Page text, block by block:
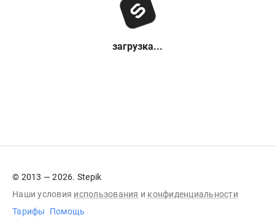
загрузка...
© 2013 — 2026. Stepik
Наши условия использования и конфиденциальности
Тарифы
Помощь